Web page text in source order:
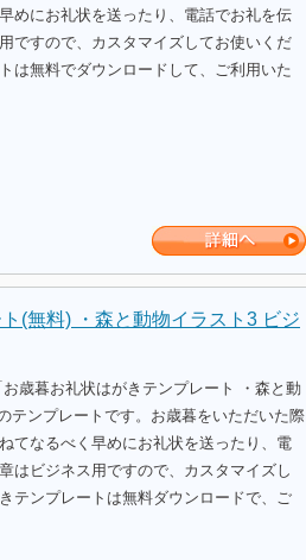
めにお礼状を送ったり、電話でお礼を伝
ですので、カスタマイズしてお使いくだ
は無料でダウンロードして、ご利用いた
(無料) ・森と動物イラスト3 ビジ
歳暮お礼状はがきテンプレート ・森と動
テンプレートです。お歳暮をいただいた際
てなるべく早めにお礼状を送ったり、電
はビジネス用ですので、カスタマイズし
テンプレートは無料ダウンロードで、ご